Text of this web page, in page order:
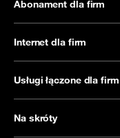
Abonament dla firm
Internet dla firm
Usługi łączone dla firm
Na skróty